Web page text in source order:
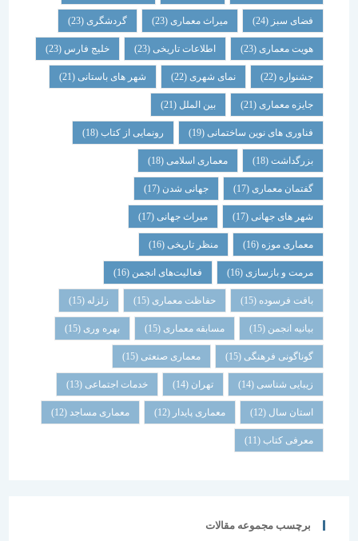
فضای سبز(24) میراث معماری (23) گردشگری (23)
هویت معماری (23) اطلاعات تاریخی(23) خلیج فارس(23)
جشنواره(22) نمای شهری(22) شهر های باستانی (21)
جایزه معماری (21) بین الملل(21)
فناوری های نوین ساختمانی(19) رونمایی از کتاب (18)
بزرگداشت (18) معماری اسلامی(18)
گفتمان معماری (17) جهانی شدن(17)
شهر های جهانی(17) میراث جهانی(17)
معماری موزه(16) منظر تاریخی (16)
مرمت و بازسازی(16) فعالیت‌های انجمن(16)
بافت فرسوده (15) حفاظت معماری (15) زلزله
بیانیه انجمن(15) مسابقه معماری (15) بهره وری(15)
گوناگونی فرهنگی (15) معماری صنعتی(15)
زیبایی شناسی (14) تهران خدمات اجتماعی (13)
استان سال(12) معماری پایدار (12) معماری مساجد(12)
معرفی کتاب(11)
برچسب مجموعه مقالات